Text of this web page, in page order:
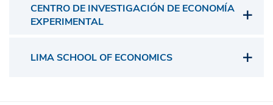
CENTRO DE INVESTIGACIÓN DE ECONOMÍA
EXPERIMENTAL
LIMA SCHOOL OF ECONOMICS